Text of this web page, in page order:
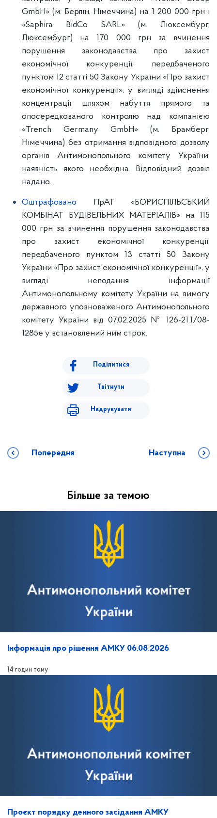
GmbH» (м. Берлін, Німеччина) на 1 200 000 грн і
«Saphira BidCo SARL» (м. Люксембург,
Люксембург) на 170 000 грн за вчинення
порушення законодавства про захист
економічної конкуренції, передбаченого
пунктом 12 статті 50 Закону України «Про захист
економічної конкуренції», у вигляді здійснення
концентрації шляхом набуття прямого та
опосередкованого контролю над компанією
«Trench Germany GmbH» (м. Брамберг,
Німеччина) без отримання відповідного дозволу
органів Антимонопольного комітету України,
наявність якого необхідна. Відповідний дозвіл
надано.
Оштрафовано ПрАТ «БОРИСПІЛЬСЬКИЙ
КОМБІНАТ БУДІВЕЛЬНИХ МАТЕРІАЛІВ» на 115
000 грн за вчинення порушення законодавства
про захист економічної конкуренції,
передбаченого пунктом 13 статті 50 Закону
України «Про захист економічної конкуренції», у
вигляді неподання інформації
Антимонопольному комітету України на вимогу
державного уповноваженого Антимонопольного
комітету України від 07.02.2025 № 126-21.1/08-
1285е у встановлений ним строк.
Поділитися
Твітнути
Надрукувати
Попередня Наступна
Більше за темою
Інформація про рішення АМКУ 06.08.2026
14 годин тому
Проєкт порядку денного засідання АМКУ